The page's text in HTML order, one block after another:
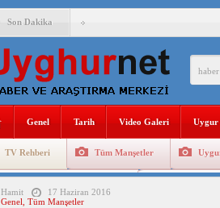
Son Dakika
ANAHTAR PARTİ GENEL
ÇİN’İN DOĞU
DİYANET AKADEMİSİ
150 YILDIR KAYNAYAN
MHP’DEN URUMÇİ KATLİAMI
Genel Tarih Video Galeri Uygur
TV Rehberi Tüm Manşetler
Uygurlarda Düğün ve Cenaze
Hamit
17 Haziran 2016
Genel Tüm Manşetler